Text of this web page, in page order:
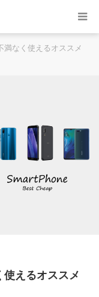
満なく使えるオススメ
使えるオススメ